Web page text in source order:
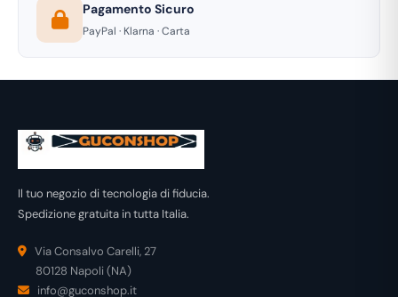
Pagamento Sicuro
PayPal · Klarna · Carta
Il tuo negozio di tecnologia di fiducia.
Spedizione gratuita in tutta Italia.
Via Consalvo Carelli, 27
80128 Napoli (NA)
info@guconshop.it